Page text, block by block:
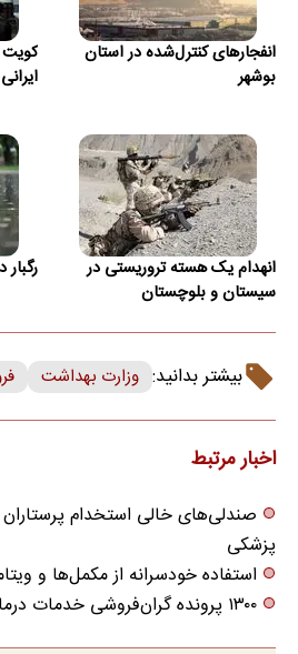
انفجارهای کنترل‌شده در استان
بوشهر
کویت
انهدام یک هسته تروریستی در
سیستان و بلوچستان
بیشتر بدانید: وزارت بهداشت
اخبار مرتبط
پزشکی
استفاده خودسرانه از مکمل‌ها و
۱۳۰۰ پرونده گران‌فروشی خدمات درمانی زیر ذره بین